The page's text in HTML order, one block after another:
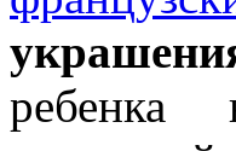
ребенка